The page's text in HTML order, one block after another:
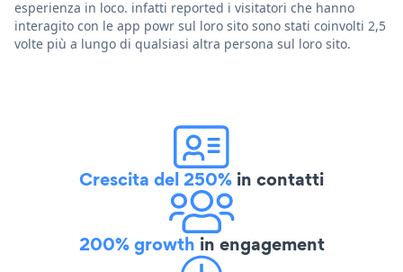
esperienza in loco. infatti reported i visitatori che hanno
interagito con le app powr sul loro sito sono stati coinvolti 2,5
volte più a lungo di qualsiasi altra persona sul loro sito.
Crescita del 250% in contatti
200% growth in engagement